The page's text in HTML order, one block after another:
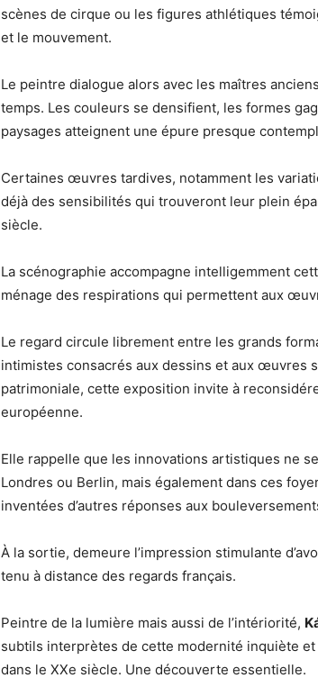
scènes de cirque ou les figures athlétiques
et le mouvement.
Le peintre dialogue alors avec les maîtres
temps. Les couleurs se densifient, les formes
paysages atteignent une épure presque
Certaines œuvres tardives, notamment les
déjà des sensibilités qui trouveront leur plein
siècle.
La scénographie accompagne intelligemment
ménage des respirations qui permettent aux
Le regard circule librement entre les grands
intimistes consacrés aux dessins et aux œuvres
patrimoniale, cette exposition invite à
européenne.
Elle rappelle que les innovations artistiques ne
Londres ou Berlin, mais également dans ces
inventées d’autres réponses aux
À la sortie, demeure l’impression stimulante
tenu à distance des regards français.
Peintre de la lumière mais aussi de l’intériorité,
subtils interprètes de cette modernité inquiète et
dans le XXe siècle. Une découverte essentielle.